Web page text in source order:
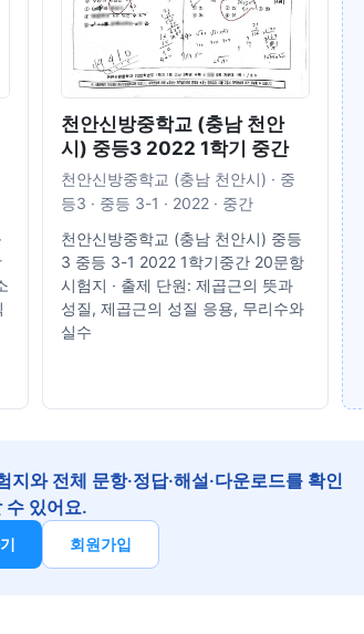
천안신방중학교 (충남 천안
시) 중등3 2022 1학기 중간
천안신방중학교 (충남 천안시) · 중
등3 · 중등 3-1 · 2022 · 중간
천안신방중학교 (충남 천안시) 중등
3 중등 3-1 2022 1학기중간 20문항
시험지 · 출제 단원: 제곱근의 뜻과
성질, 제곱근의 성질 응용, 무리수와
실수
와 전체 문항·정답·해설·다운로드를 확인
수 있어요.
회원가입